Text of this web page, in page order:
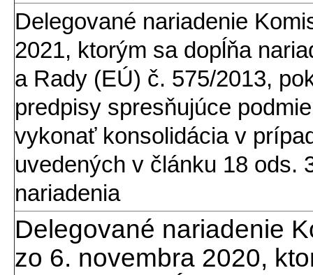
Delegované nariadenie
2021, ktorým sa dopĺňa
a Rady (EÚ) č. 575/2013,
predpisy spresňujúce
vykonať konsolidácia v
uvedených v článku 18 ods.
nariadenia
Delegované nariadenie
zo 6. novembra 2020,